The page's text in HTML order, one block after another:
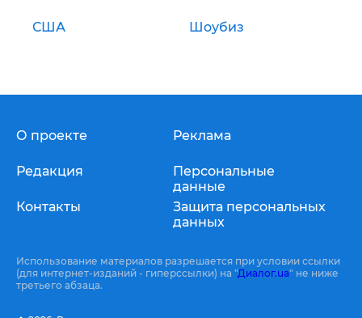
США Шоубиз
О проекте
Редакция
Контакты
Реклама
Персональные
данные
Защита персональных
данных
Использование материалов разрешается при условии ссылки
(для интернет-изданий - гиперссылки) на "Диалог.ua" не ниже
третьего абзаца.